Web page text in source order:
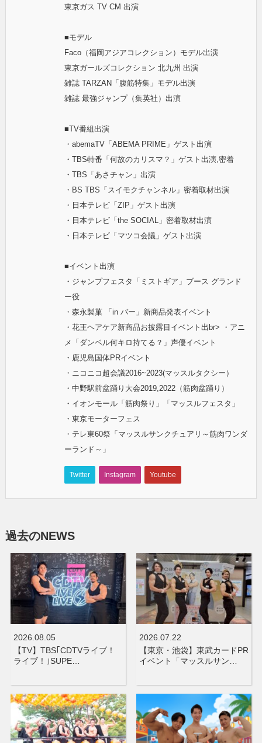
東京ガス TV CM 出演
■モデル
Faco（福岡アジアコレクション）モデル出演
東京ガールズコレクション 北九州 出演
雑誌 TARZAN「腹筋特集」モデル出演
雑誌 最強ジャンプ（集英社）出演
■TV番組出演
・abemaTV「ABEMA PRIME」ゲスト出演
・TBS特番「何故のカリスマ？」ゲスト出演,密着
・TBS「あさチャン」出演
・BS TBS「スイモクチャンネル」密着取材出演
・日本テレビ「ZIP」ゲスト出演
・日本テレビ「the SOCIAL」密着取材出演
・日本テレビ「マツコ会議」ゲスト出演
■イベント出演
・ジャンプフェスタ「ミストギア」ブース グランド
ー役
・森永製菓 「in バー」新商品発表イベント
・花王ヘアケア新商品お披露目イベント出br> ・アニ
メ「ダンベル何キロ持てる？」声優イベント
・鹿児島国体PRイベント
・ニコニコ超会議2016~2023(マッスルタクシー）
・中野駅前盆踊り大会2019,2022（筋肉盆踊り）
・イオンモール「筋肉祭り」「マッスルフェスタ」
・東京モーターフェス
・テレ東60祭「マッスルサンクチュアリ～筋肉ワンダ
ーランド～」
Twitter Instagram Youtube
過去のNEWS
2026.08.05
【TV】TBS｢CDTVライブ！
ライブ！｣SUPE…
2026.07.22
【東京・池袋】東武カードPR
イベント「マッスルサン…